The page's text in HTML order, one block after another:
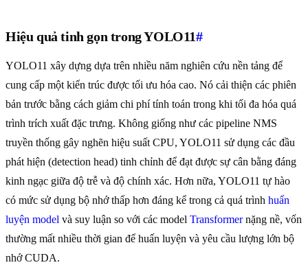
Hiệu quả tinh gọn trong YOLO11#
YOLO11 xây dựng dựa trên nhiều năm nghiên cứu nền tảng để
cung cấp một kiến trúc được tối ưu hóa cao. Nó cải thiện các phiên
bản trước bằng cách giảm chi phí tính toán trong khi tối đa hóa quá
trình trích xuất đặc trưng. Không giống như các pipeline NMS
truyền thống gây nghẽn hiệu suất CPU, YOLO11 sử dụng các đầu
phát hiện (detection head) tinh chỉnh để đạt được sự cân bằng đáng
kinh ngạc giữa độ trễ và độ chính xác. Hơn nữa, YOLO11 tự hào
có mức sử dụng bộ nhớ thấp hơn đáng kể trong cả quá trình huấn
luyện model và suy luận so với các model Transformernặng nề, vốn
thường mất nhiều thời gian để huấn luyện và yêu cầu lượng lớn bộ
nhớ CUDA.